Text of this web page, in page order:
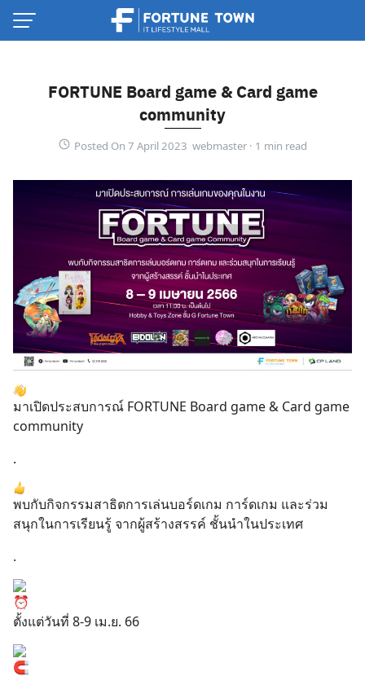
Skip
Thai
English
FORTUNE Board game & Card game
community
Posted On 7 April 2023 webmaster ·
มาเปิดประสบการณ์ FORTUNE Board game & Card game
community
.
พบกับกิจกรรมสาธิตการเล่นบอร์ดเกม การ์ดเกม และร่วม
สนุกในการเรียนรู้ จากผู้สร้างสรรค์ ชั้นนำในประเทศ
.
ตั้งแต่วันที่ 8-9 เม.ย. 66